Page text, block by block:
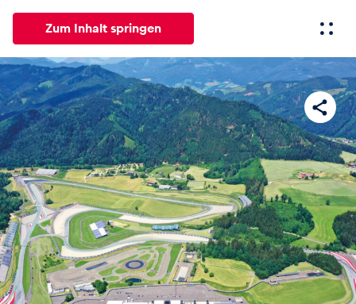
Zum Inhalt springen
Alle News Events Erlebnisse Seiten
News
Alle anzeigen